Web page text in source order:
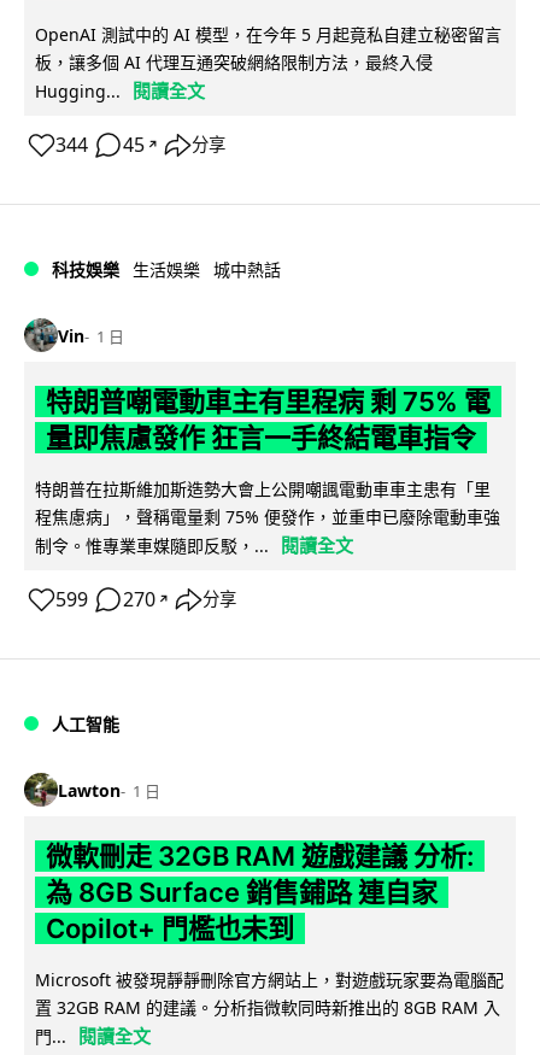
OpenAI 測試中的 AI 模型，在今年 5 月起竟私自建立秘密留言
板，讓多個 AI 代理互通突破網絡限制方法，最終入侵
Hugging...
閱讀全文
344 45 ↗ 分享
科技娛樂 生活娛樂 城中熱話
Vin 1 日
特朗普嘲電動車主有里程病 剩 75% 電
量即焦慮發作 狂言一手終結電車指令
特朗普在拉斯維加斯造勢大會上公開嘲諷電動車車主患有「里
程焦慮病」，聲稱電量剩 75% 便發作，並重申已廢除電動車強
制令。惟專業車媒隨即反駁，...
閱讀全文
599 270 ↗ 分享
人工智能
Lawton 1 日
微軟刪走 32GB RAM 遊戲建議 分析:
為 8GB Surface 銷售鋪路 連自家
Copilot+ 門檻也未到
Microsoft 被發現靜靜刪除官方網站上，對遊戲玩家要為電腦配
置 32GB RAM 的建議。分析指微軟同時新推出的 8GB RAM 入
門...
閱讀全文